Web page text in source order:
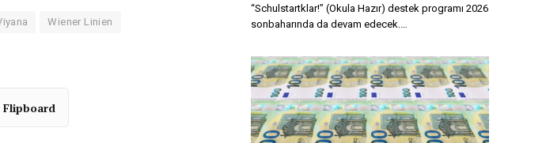
Wiener Linien
“Schulstartklar!” (Okula Hazır) destek programı 2026
sonbaharında da devam edecek.…